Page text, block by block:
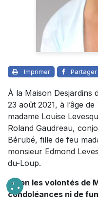
Imprimer Partager
À la Maison Desjardins
23 août 2021, à l’âge
madame Louise
Roland Gaudreau,
Bérubé, fille de feu
monsieur Edmond
du-Loup.
Selon les volontés de
condoléances ni de